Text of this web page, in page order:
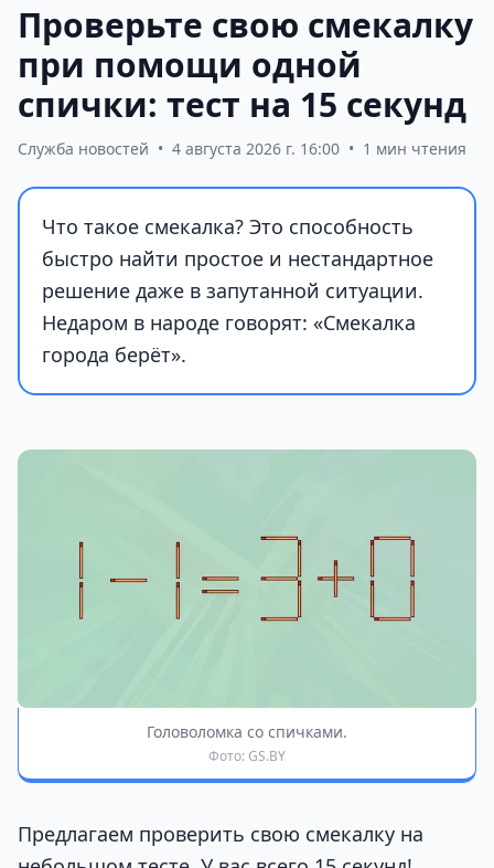
Проверьте свою смекалку
при помощи одной
спички: тест на 15 секунд
Служба новостей • 4 августа 2026 г. 16:00 • 1 мин чтения
Что такое смекалка? Это способность
быстро найти простое и нестандартное
решение даже в запутанной ситуации.
Недаром в народе говорят: «Смекалка
города берёт».
Головоломка со спичками.
Фото: GS.BY
Предлагаем проверить свою смекалку на